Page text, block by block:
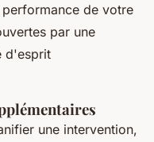
de votre
par une
d'esprit
une intervention,